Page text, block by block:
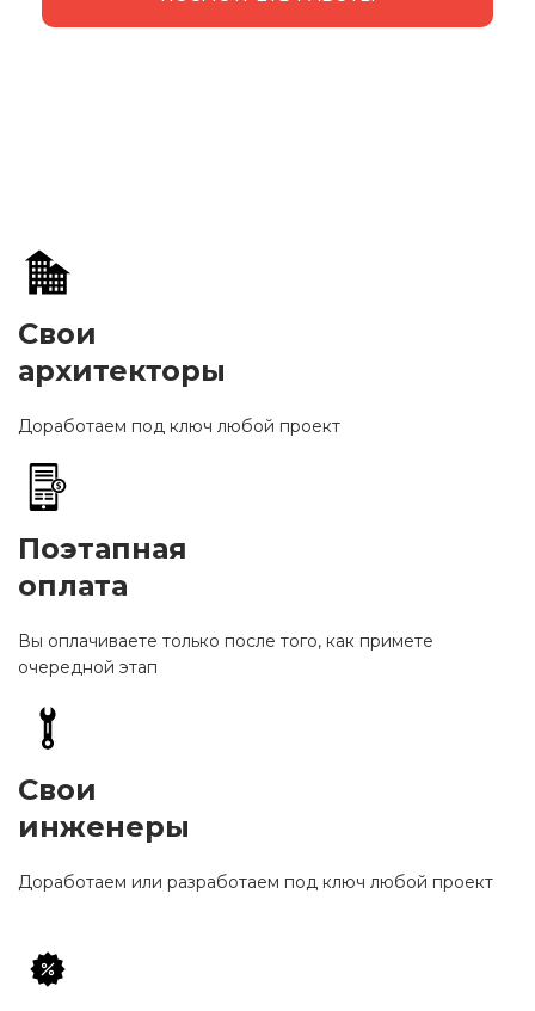
Свои
архитекторы
Доработаем под ключ любой проект
Поэтапная
оплата
Вы оплачиваете только после того, как примете
очередной этап
Свои
инженеры
Доработаем или разработаем под ключ любой проект